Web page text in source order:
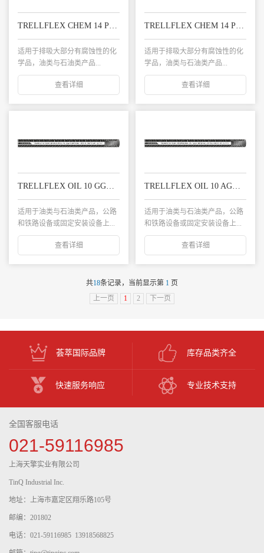
TRELLFLEX CHEM 14 PS 化学品复合管
适用于排吸大部分有腐蚀性的化
学品，油类与石油类产品...
查看详细
TRELLFLEX CHEM 14 PG 化学品复合管
适用于排吸大部分有腐蚀性的化
学品，油类与石油类产品...
查看详细
TRELLFLEX OIL 10 GG输油复合软管
适用于油类与石油类产品，公路
和铁路设备或固定安装设备上...
查看详细
TRELLFLEX OIL 10 AG输油复合软管
适用于油类与石油类产品，公路
和铁路设备或固定安装设备上...
查看详细
共18条记录，当前显示第 1 页
上一页
1 2 下一页
荟萃国际品牌 库存品类齐全
快速服务响应 专业技术支持
全国客服电话
021-59116985
上海天擎实业有限公司
TinQ Industrial Inc.
地址：上海市嘉定区翔乐路105号
邮编：201802
电话：021-59116985 13918568825